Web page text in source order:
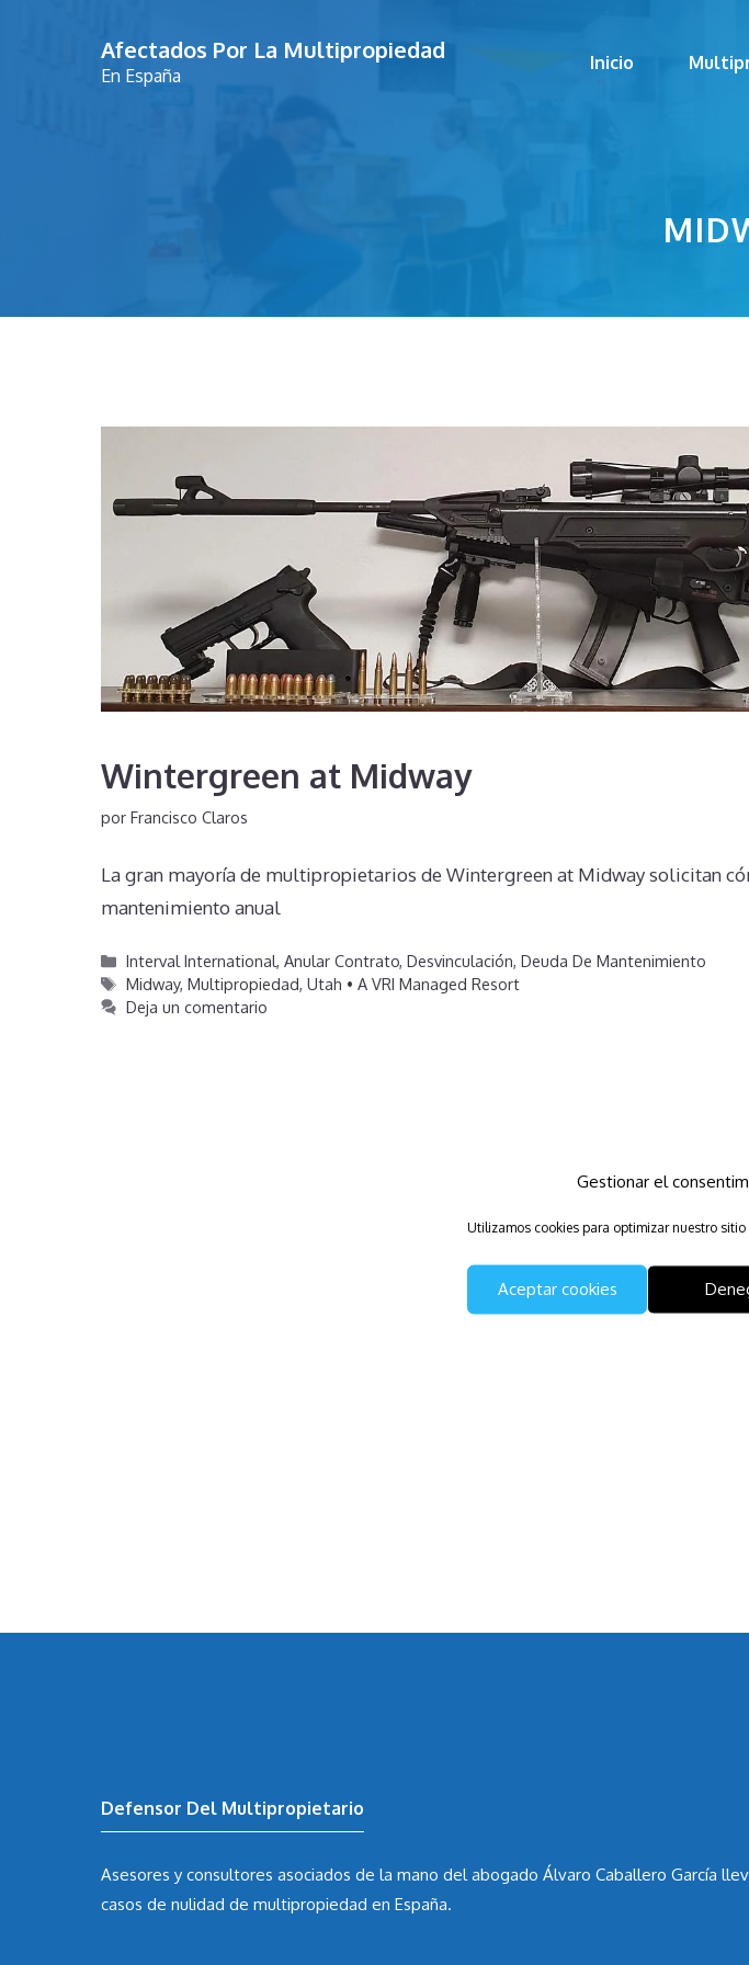
Gestionar el
Utilizamos cookies para optimizar nuestro sitio
Aceptar cookies
Afectados Por La Multipropiedad
En España
Inicio
Wintergreen at Midway
por Francisco Claros
La gran mayoría de multipropietarios de Wintergreen at Midway solicitan
mantenimiento anual
Categorías
Interval International,Anular Contrato,Desvinculación,Deuda De Mantenimiento
Etiquetas
Midway,Multipropiedad,Utah • A VRI Managed Resort
Deja un comentario
Defensor Del Multipropietario
Asesores y consultores asociados de la mano delabogado Álvaro Caballero García
casos de nulidad de multipropiedad en España.